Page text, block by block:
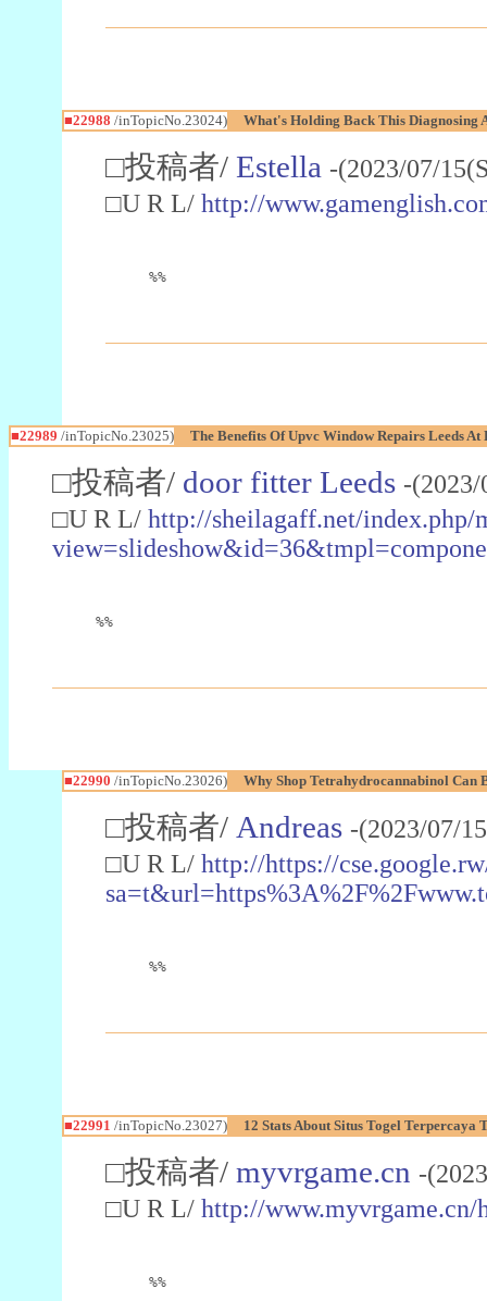
■22988 /inTopicNo.23024) What's Holding Back This Diagnosing
□投稿者/ Estella -(2023/07/
□U R L/ http://
%%
■22989 /inTopicNo.23025) The Benefits Of Upvc Window Repairs Leeds
□投稿者/ door fitter Leeds -
□U R L/ http://sheilagaff.net/index.php/
%%
■22990 /inTopicNo.23026) Why Shop Tetrahydrocannabinol Can
□投稿者/ Andreas -(2023/07/
□U R L/ http://https://
%%
■22991 /inTopicNo.23027) 12 Stats About Situs Togel Terpercaya
□投稿者/ myvrgame.cn -
□U R L/ http://www.myvrgame.cn/
%%